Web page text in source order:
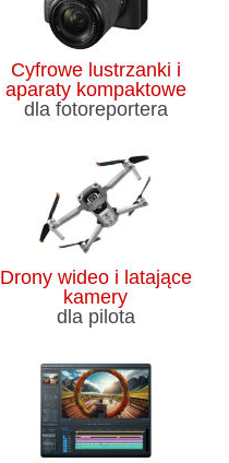
Cyfrowe lustrzanki i
aparaty kompaktowe
dla fotoreportera
Drony wideo i latające
kamery
dla pilota